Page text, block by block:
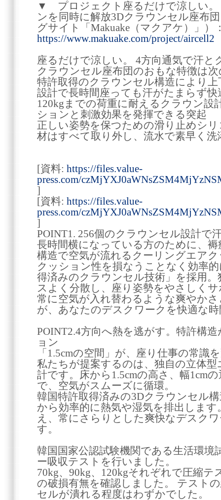
▼ プロジェクト座るだけで涼しい。
ンを同時に解放3Dクラウンセル座布
グサイト「Makuake（マクアケ）」）
https://www.makuake.com/project/aircell2
座るだけで涼しい。 4方向通気で汗と
クラウンセル座布団のおもな特徴は
特許取得のクラウンセル構造により
設計で長時間座っても汗がたまらず快
120kgまでの荷重に耐えるクラウン設
ションと刺激効果を発揮できる突起
正しい姿勢を保つための滑り止めシ
材はすべて取り外し、流水で素早く洗
[資料: https://files.value-
press.com/
]
[資料: https://files.value-
press.com/
]
POINT1. 256個のクラウンセル設計で
長時間横になっている方のために、褥
構造で空気が流れるクーリングエア
クッション性を損なうことなく効率
得済みのクラウンセル技術」を採用
スよく分散し、座り姿勢をやさしく
常に空気が入れ替わるような爽やか
が、あなたのデスクワークを快適な
POINT2.4方向へ熱を逃がす。特許構
ョン
「1.5cmの空間」が、座り仕事の常識
私たちが提案するのは、独自の立体
計です。床から1.5cmの高さ、幅1cm
で、空気がスムーズに循環。
韓国特許取得済みの3Dクラウンセル
から効率的に熱気や湿気を排出しま
え、常にさらりとした爽快なデスク
す。
韓国国家公認試験機関である生活環境
ー吸収テストを行いました。
70kg、90kg、120kgそれぞれで圧縮
の破損有無を確認しました。 テスト
セルが潰れる程度はわずかでした。